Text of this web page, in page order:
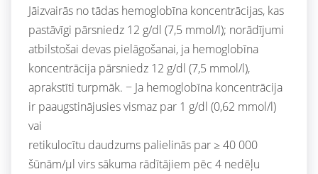
Jāizvairās no tādas hemoglobīna koncentrācijas, kas
pastāvīgi pārsniedz 12 g/dl (7,5 mmol/l); norādījumi
atbilstošai devas pielāgošanai, ja hemoglobīna
koncentrācija pārsniedz 12 g/dl (7,5 mmol/l),
aprakstīti turpmāk. − Ja hemoglobīna koncentrācija
ir paaugstinājusies vismaz par 1 g/dl (0,62 mmol/l)
vai
retikulocītu daudzums palielinās par ≥ 40 000
šūnām/µl virs sākuma rādītājiem pēc 4 nedēļu